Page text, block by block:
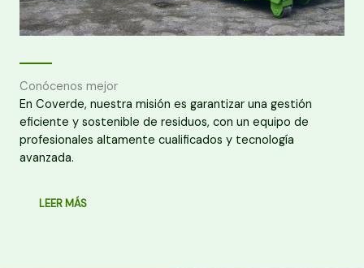
Conócenos mejor
En Coverde, nuestra misión es garantizar una gestión
eficiente y sostenible de residuos, con un equipo de
profesionales altamente cualificados y tecnología
avanzada.
LEER MÁS